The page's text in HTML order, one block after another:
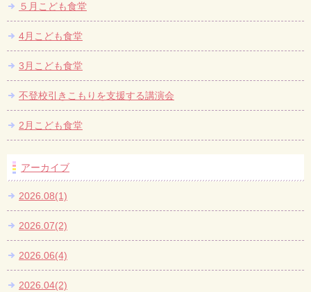
５月こども食堂
4月こども食堂
3月こども食堂
不登校引きこもりを支援する講演会
2月こども食堂
アーカイブ
2026.08(1)
2026.07(2)
2026.06(4)
2026.04(2)